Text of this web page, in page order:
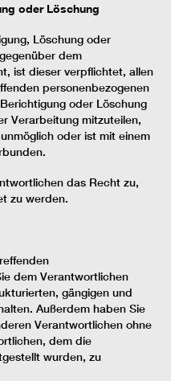
oder Löschung
Löschung oder
dem
ist dieser verpflichtet, allen
personenbezogenen
oder Löschung
Verarbeitung mitzuteilen,
oder ist mit einem
das Recht zu,
zu werden.
dem Verantwortlichen
gängigen und
Außerdem haben Sie
Verantwortlichen ohne
dem die
wurden, zu